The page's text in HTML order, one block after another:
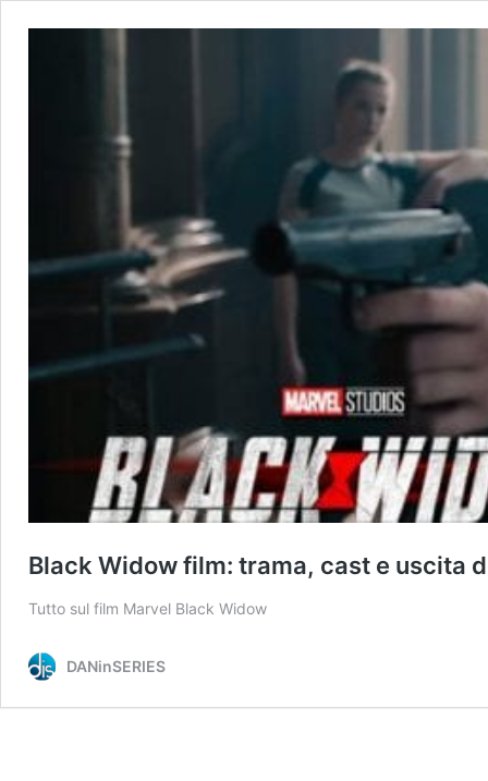
Black Widow film: trama, cast e uscita
Tutto sul film Marvel Black Widow
DANinSERIES